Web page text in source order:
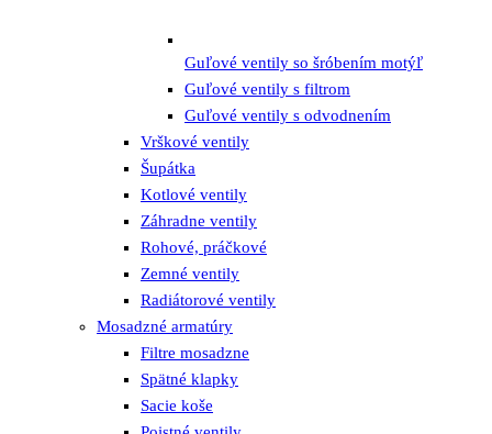
Guľové ventily so šróbením motýľ
Guľové ventily s filtrom
Guľové ventily s odvodnením
Vrškové ventily
Šupátka
Kotlové ventily
Záhradne ventily
Rohové, práčkové
Zemné ventily
Radiátorové ventily
Mosadzné armatúry
Filtre mosadzne
Spätné klapky
Sacie koše